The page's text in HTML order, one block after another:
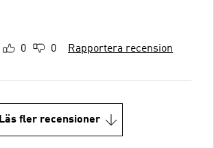
0 0 Rapportera recension
Läs fler recensioner